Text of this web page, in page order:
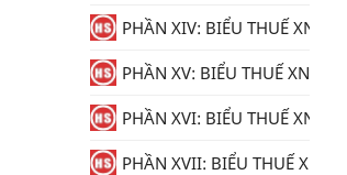
PHẦN XIV: BIỂU THUẾ XNK
PHẦN XV: BIỂU THUẾ XNK
PHẦN XVI: BIỂU THUẾ XNK
PHẦN XVII: BIỂU THUẾ XNK